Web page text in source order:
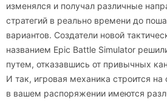
изменялся и получал различные
стратегий в реально времени до
вариантов. Создатели новой
названием Epic Battle Simulator
путем, отказавшись от привычных
И так, игровая механика строится
в вашем распоряжении имеются